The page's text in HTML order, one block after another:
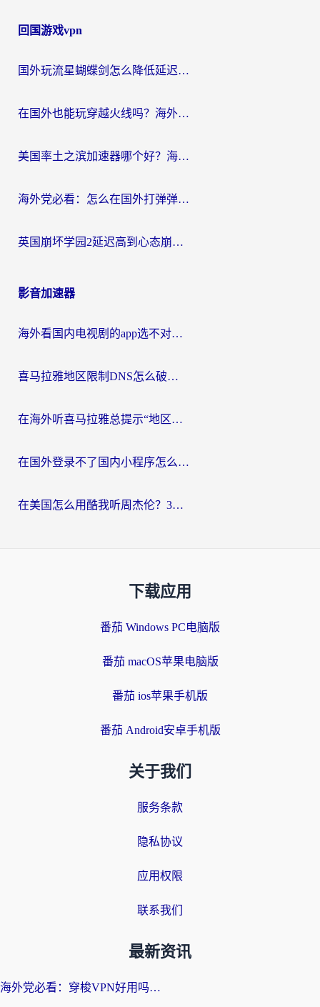
回国游戏vpn
国外玩流星蝴蝶剑怎么降低延迟？海外党必看的加速秘籍（含欧洲鸣潮&彩虹岛优化攻略）
在国外也能玩穿越火线吗？海外玩家国服游戏畅玩终极指南
美国率土之滨加速器哪个好？海外党国服游戏畅玩终极指南（附多游戏解决方案）
海外党必看：怎么在国外打弹弹堂不卡？番茄加速器亲测指南
英国崩坏学园2延迟高到心态崩？海外党国服游戏加速终极指南
影音加速器
海外看国内电视剧的app选不对？这份回国加速器避坑指南帮你流畅追剧
喜马拉雅地区限制DNS怎么破？海外党听国内音乐听书的终极解决方案
在海外听喜马拉雅总提示“地区限制”？3步轻松解除+听国内音乐全攻略
在国外登录不了国内小程序怎么办？选对回国加速器，轻松解锁国内资源
在美国怎么用酷我听周杰伦？3步搞定海外听歌难题
下载应用
番茄 Windows PC电脑版
番茄 macOS苹果电脑版
番茄 ios苹果手机版
番茄 Android安卓手机版
关于我们
服务条款
隐私协议
应用权限
联系我们
最新资讯
海外党必看：穿梭VPN好用吗？和云帆VPN对比哪个回国效果更好？附真实测评+避坑指南